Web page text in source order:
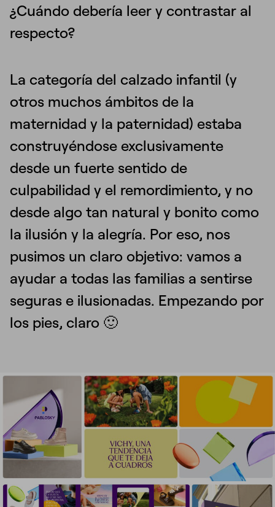
¿Cuándo debería leer y contrastar al
respecto?
La categoría del calzado infantil (y
otros muchos ámbitos de la
maternidad y la paternidad) estaba
construyéndose exclusivamente
desde un fuerte sentido de
culpabilidad y el remordimiento, y no
desde algo tan natural y bonito como
la ilusión y la alegría. Por eso, nos
pusimos un claro objetivo: vamos a
ayudar a todas las familias a sentirse
seguras e ilusionadas. Empezando por
los pies, claro 🙂